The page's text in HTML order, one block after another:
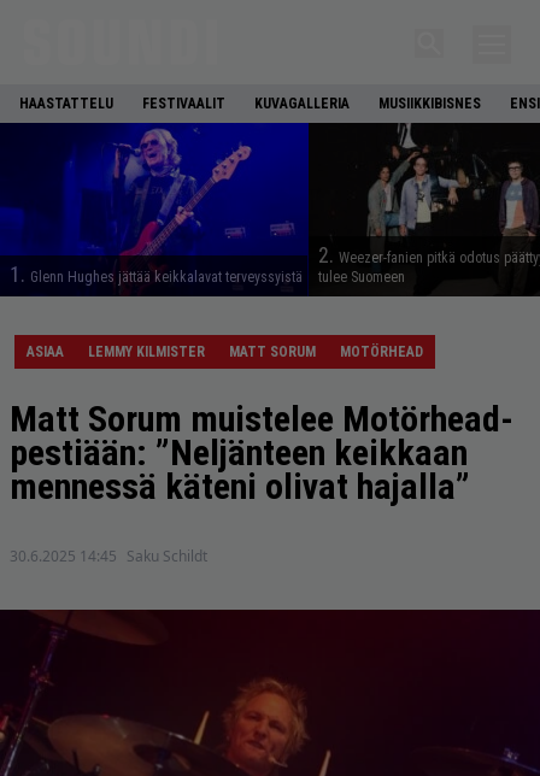
HAASTATTELU FESTIVAALIT KUVAGALLERIA MUSIIKKIBISNES
1. Glenn Hughes jättää keikkalavat terveyssyistä
2. Weezer-fanien pitkä odotus
tulee Suomeen
ASIAA LEMMY KILMISTER MATT SORUM MOTÖRHEAD
Matt Sorum muistelee Motörhead-
pestiään: ”Neljänteen keikkaan
mennessä käteni olivat hajalla”
30.6.2025 14:45 Saku Schildt